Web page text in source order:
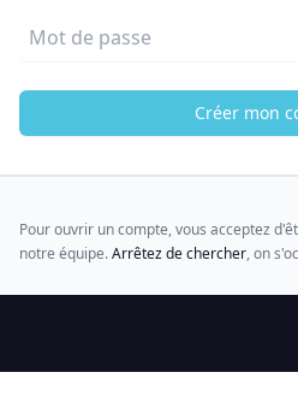
Mot de passe
Créer mon
Pour ouvrir un compte, vous acceptez
notre équipe.Arrêtez de chercher, on